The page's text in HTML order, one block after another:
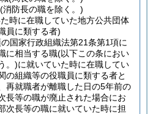
(消防長の職を除く。)
時に在職していた地方公共団体
員に類する者)
国家行政組織法第21条第1項に
に相当する職(以下この条におい
。)に就いていた時に在職してい
の組織等の役職員に類する者と
再就職者が離職した日の5年前の
長等の職が廃止された場合にお
次長等の職に就いていた時に担